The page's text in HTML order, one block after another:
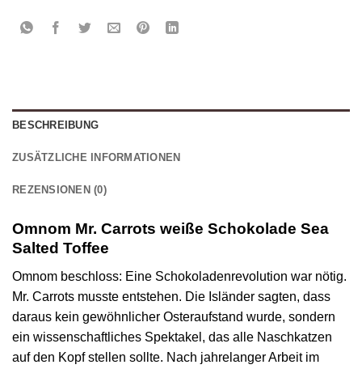
BESCHREIBUNG
ZUSÄTZLICHE INFORMATIONEN
REZENSIONEN (0)
Omnom Mr. Carrots weiße Schokolade Sea
Salted Toffee
Omnom beschloss: Eine Schokoladenrevolution war nötig.
Mr. Carrots musste entstehen. Die Isländer sagten, dass
daraus kein gewöhnlicher Osteraufstand wurde, sondern
ein wissenschaftliches Spektakel, das alle Naschkatzen
auf den Kopf stellen sollte. Nach jahrelanger Arbeit im